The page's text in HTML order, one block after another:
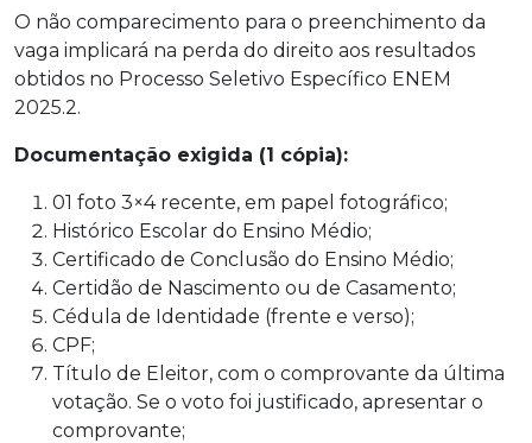
O não comparecimento para o preenchimento da
vaga implicará na perda do direito aos resultados
obtidos no Processo Seletivo Específico ENEM
2025.2.
Documentação exigida (1 cópia):
01 foto 3×4 recente, em papel fotográfico;
Histórico Escolar do Ensino Médio;
Certificado de Conclusão do Ensino Médio;
Certidão de Nascimento ou de Casamento;
Cédula de Identidade (frente e verso);
CPF;
Título de Eleitor, com o comprovante da última
votação. Se o voto foi justificado, apresentar o
comprovante;